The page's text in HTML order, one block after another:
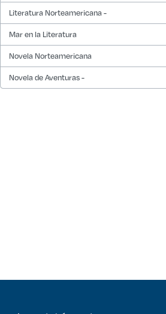
Literatura Norteamericana -
Mar en la Literatura
Novela Norteamericana
Novela de Aventuras -